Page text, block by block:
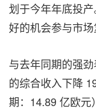
划于今年年底投
好的机会参与市
与去年同期的强
的综合收入下降
期：14.89 亿欧元